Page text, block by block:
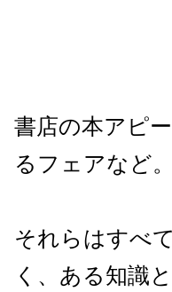
書店の本アピ
るフェアなど。
それらはすべ
く、ある知識